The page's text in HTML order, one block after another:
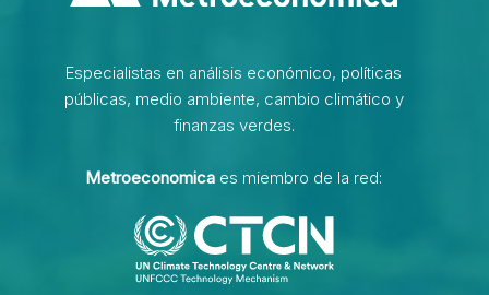
Especialistas en análisis económico, políticas
públicas, medio ambiente, cambio climático y
finanzas verdes.
Metroeconomica es miembro de la red: